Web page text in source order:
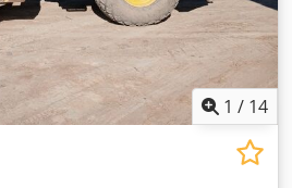
1 / 14